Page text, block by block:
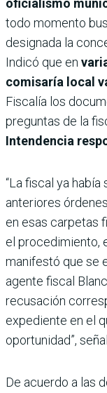
todo momento
designada la
Indicó que en
comisaría local
Fiscalía los
preguntas de la
Intendencia
“La fiscal ya
anteriores
en esas carpetas
el procedimiento,
manifestó que se
agente fiscal
recusación
expediente en el
oportunidad”,
De acuerdo a las